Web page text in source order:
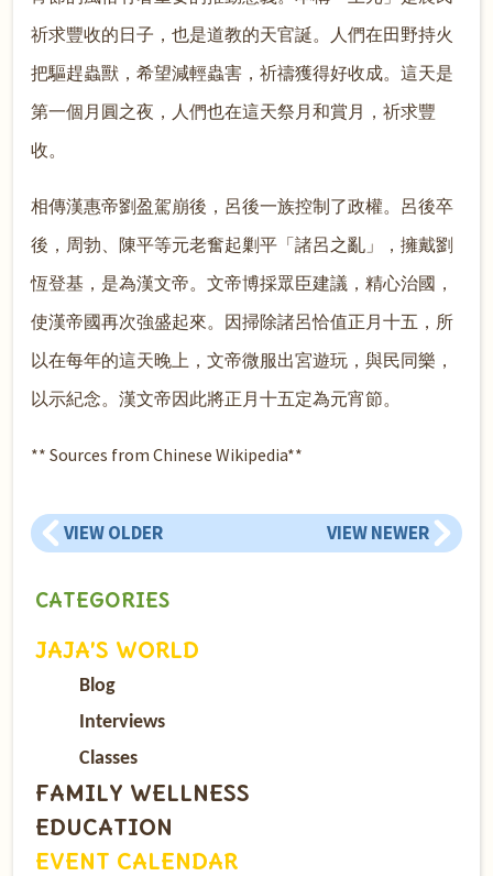
祈求豐收的日子，也是道教的天官誕。人們在田野持火
把驅趕蟲獸，希望減輕蟲害，祈禱獲得好收成。這天是
第一個月圓之夜，人們也在這天祭月和賞月，祈求豐
收。
相傳漢惠帝劉盈駕崩後，呂後一族控制了政權。呂後卒
後，周勃、陳平等元老奮起剿平「諸呂之亂」，擁戴劉
恆登基，是為漢文帝。文帝博採眾臣建議，精心治國，
使漢帝國再次強盛起來。因掃除諸呂恰值正月十五，所
以在每年的這天晚上，文帝微服出宮遊玩，與民同樂，
以示紀念。漢文帝因此將正月十五定為元宵節。
** Sources from Chinese Wikipedia**
VIEW OLDER VIEW NEWER
CATEGORIES
JAJA’S WORLD
Blog
Interviews
Classes
FAMILY WELLNESS
EDUCATION
EVENT CALENDAR